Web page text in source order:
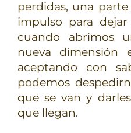
perdidas, una
impulso para
cuando abrimos
nueva dimensión
aceptando con
podemos
que se van y
que llegan.